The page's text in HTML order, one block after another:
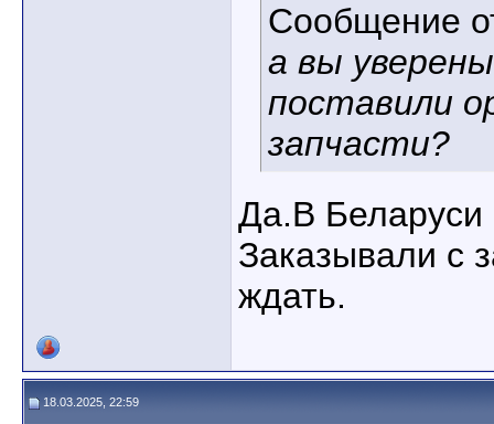
Сообщение
а вы
поставили
запчасти?
Да.В Беларуси
Заказывали с
ждать.
18.03.2025, 22:59